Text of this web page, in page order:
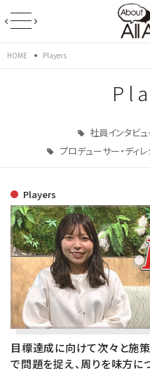
HOME Players
社員インタビ
プロデューサー・ディレ
Players
目標達成に向けて次々と施
で問題を捉え、周りを味方に